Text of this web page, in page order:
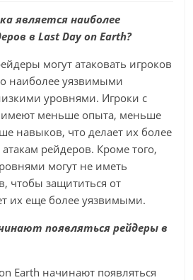
является наиболее
в Last Day on Earth?
могут атаковать игроков
наиболее уязвимыми
уровнями. Игроки с
меньше опыта, меньше
навыков, что делает их более
рейдеров. Кроме того,
могут не иметь
чтобы защититься от
их еще более уязвимыми.
появляться рейдеры в
Earth начинают появляться